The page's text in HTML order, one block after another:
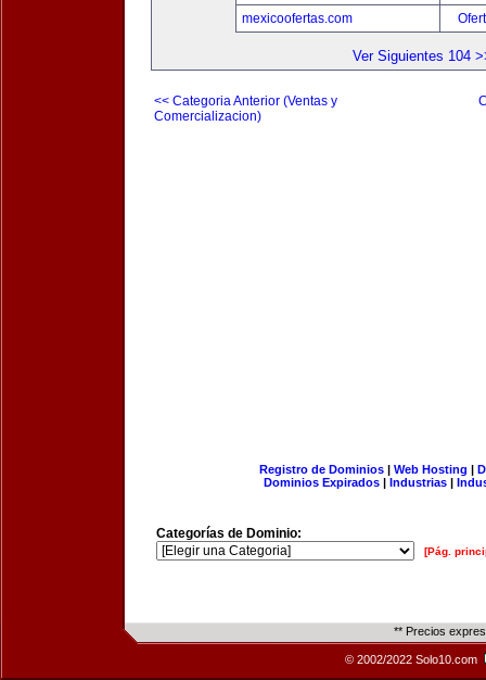
mexicoofertas.com
Ver Siguientes 104
<< Categoria Anterior (Ventas y
Comercializacion)
Registro de Dominios| Web Hosting |
Dominios Expirados | Industrias |
Categorías de Dominio:
[Pág.
** Precios
© 2002/2022 Solo10.com